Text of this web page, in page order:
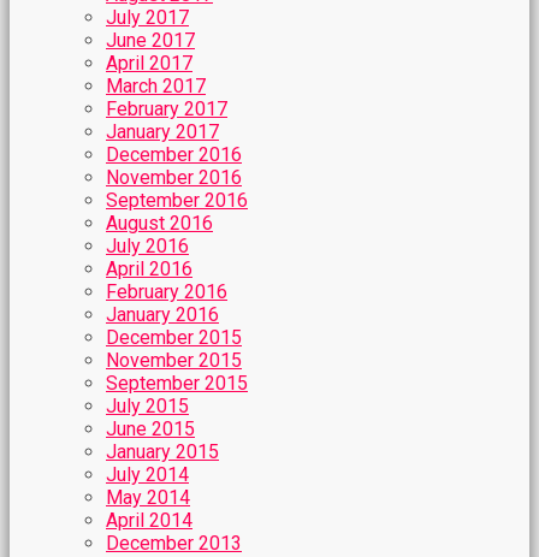
July 2017
June 2017
April 2017
March 2017
February 2017
January 2017
December 2016
November 2016
September 2016
August 2016
July 2016
April 2016
February 2016
January 2016
December 2015
November 2015
September 2015
July 2015
June 2015
January 2015
July 2014
May 2014
April 2014
December 2013